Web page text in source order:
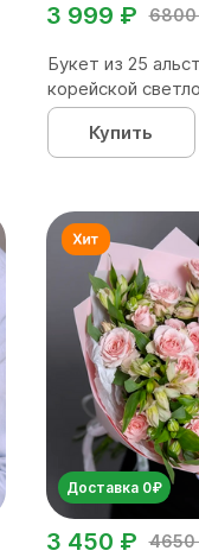
6800
3 999 ₽
Букет из 25
корейской
Купить
Доставка 0₽
4650
3 450 ₽